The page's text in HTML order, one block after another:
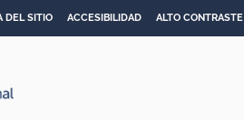
DEL SITIO ACCESIBILIDAD ALTO CONTRASTE